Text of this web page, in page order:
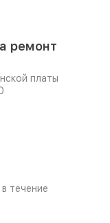
ремонт
платы
течение